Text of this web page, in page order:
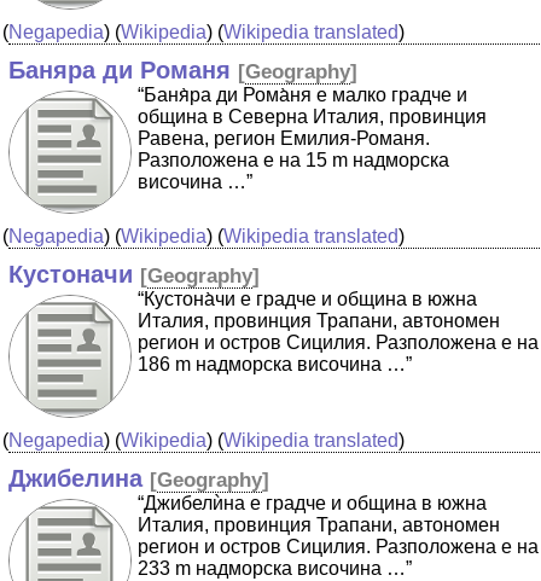
(Negapedia) (Wikipedia) (Wikipedia translated)
Баняра ди Романя [Geography]
“Баня̀ра ди Рома̀ня е малко градче и
община в Северна Италия, провинция
Равена, регион Емилия-Романя.
Разположена е на 15 m надморска
височина …”
(Negapedia) (Wikipedia) (Wikipedia translated)
Кустоначи [Geography]
“Кустона̀чи е градче и община в южна
Италия, провинция Трапани, автономен
регион и остров Сицилия. Разположена е на
186 m надморска височина …”
(Negapedia) (Wikipedia) (Wikipedia translated)
Джибелина [Geography]
“Джибелѝна е градче и община в южна
Италия, провинция Трапани, автономен
регион и остров Сицилия. Разположена е на
233 m надморска височина …”